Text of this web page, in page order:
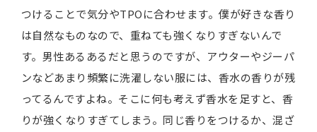
つけることで気分やTPOに合わせます。僕が好きな香り
は自然なものなので、重ねても強くなりすぎないんで
す。男性あるあるだと思うのですが、アウターやジーパ
ンなどあまり頻繁に洗濯しない服には、香水の香りが残
ってるんですよね。そこに何も考えず香水を足すと、香
りが強くなりすぎてしまう。同じ香りをつけるか、混ざ